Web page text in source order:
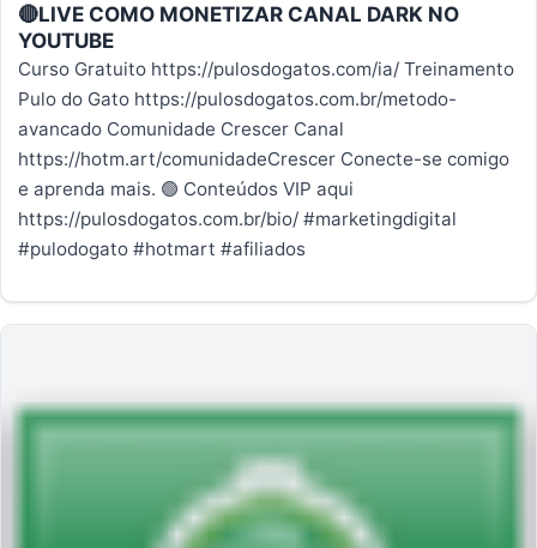
🔴LIVE COMO MONETIZAR CANAL DARK NO
YOUTUBE
Curso Gratuito https://pulosdogatos.com/ia/ Treinamento
Pulo do Gato https://pulosdogatos.com.br/metodo-
avancado Comunidade Crescer Canal
https://hotm.art/comunidadeCrescer Conecte-se comigo
e aprenda mais. 🟢 Conteúdos VIP aqui
https://pulosdogatos.com.br/bio/ #marketingdigital
#pulodogato #hotmart #afiliados